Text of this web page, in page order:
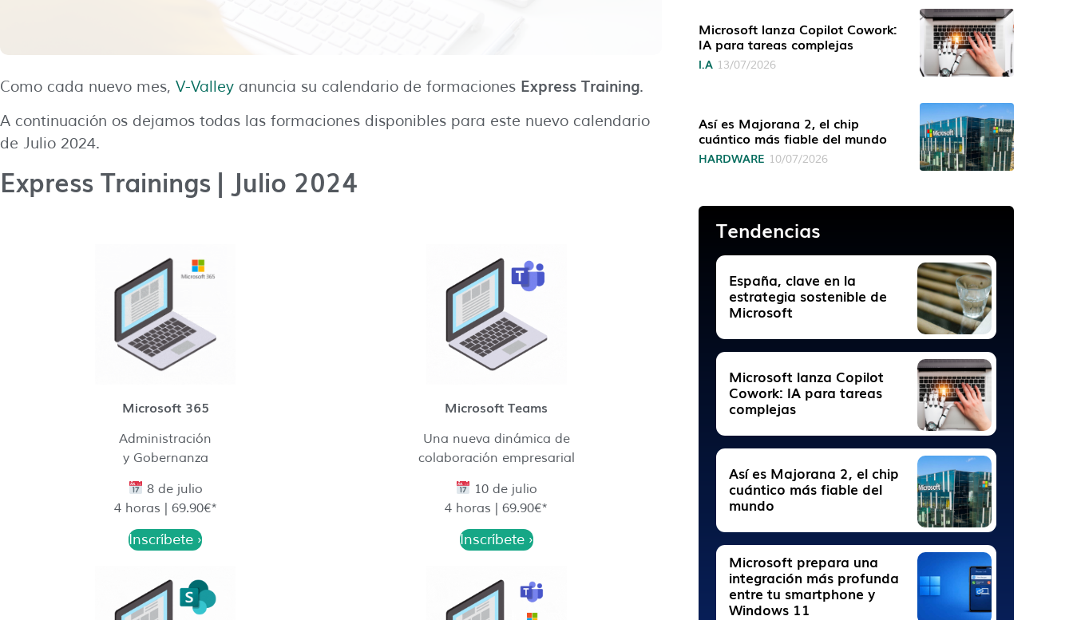
Como cada nuevo mes, V-Valley anuncia su calendario de formaciones Express Training.
A continuación os dejamos todas las formaciones disponibles para este nuevo calendario
de Julio 2024.
Express Trainings | Julio 2024
Microsoft 365
Administración
y Gobernanza
8 de julio
4 horas | 69.90€*
Inscríbete ›
Microsoft Teams
Una nueva dinámica de
colaboración empresarial
10 de julio
4 horas | 69.90€*
Inscríbete ›
Microsoft lanza Copilot Cowork:
IA para tareas complejas
I.A 13/07/2026
Así es Majorana 2, el chip
cuántico más fiable del mundo
HARDWARE 10/07/2026
Tendencias
España, clave en la
estrategia sostenible de
Microsoft
Microsoft lanza Copilot
Cowork: IA para tareas
complejas
Así es Majorana 2, el chip
cuántico más fiable del
mundo
Microsoft prepara una
integración más profunda
entre tu smartphone y
Windows 11